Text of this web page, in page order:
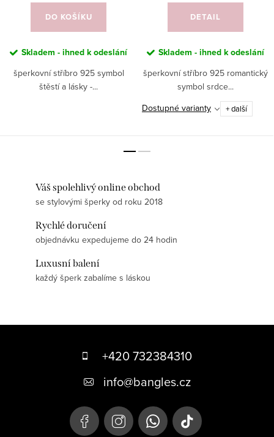
DO KOŠÍKU
Skladem - ihned k odeslání
šperkovní stříbro 925 symbol
štěstí a lásky -...
DETAIL
Skladem - ihned k odeslání
šperkovní stříbro 925 romantický
symbol srdce...
Dostupné varianty
+ další
Váš spolehlivý online obchod
se stylovými šperky od roku 2018
Rychlé doručení
objednávku expedujeme do 24 hodin
Luxusní balení
každý šperk zabalíme s láskou
+420 732384310
info@bangles.cz